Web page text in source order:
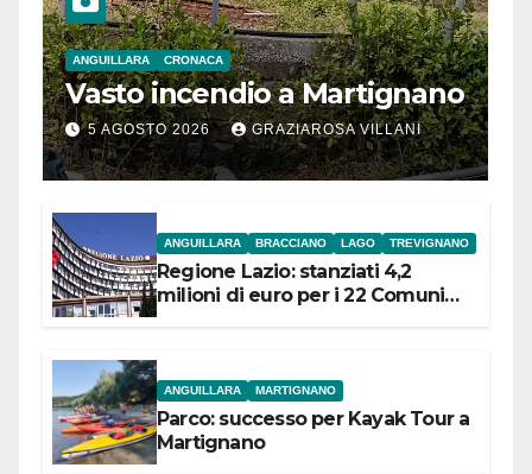
ANGUILLARA CRONACA
Vasto incendio a Martignano
5 AGOSTO 2026 GRAZIAROSA VILLANI
ANGUILLARA BRACCIANO LAGO TREVIGNANO
Regione Lazio: stanziati 4,2
milioni di euro per i 22 Comuni
ANGUILLARA MARTIGNANO
Parco: successo per Kayak Tour a
Martignano